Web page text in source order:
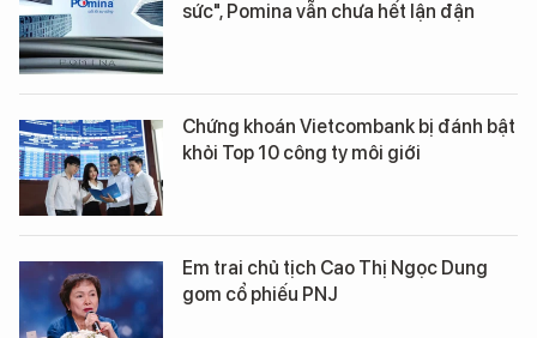
sức", Pomina vẫn chưa hết lận đận
Chứng khoán Vietcombank bị đánh bật
khỏi Top 10 công ty môi giới
Em trai chủ tịch Cao Thị Ngọc Dung
gom cổ phiếu PNJ